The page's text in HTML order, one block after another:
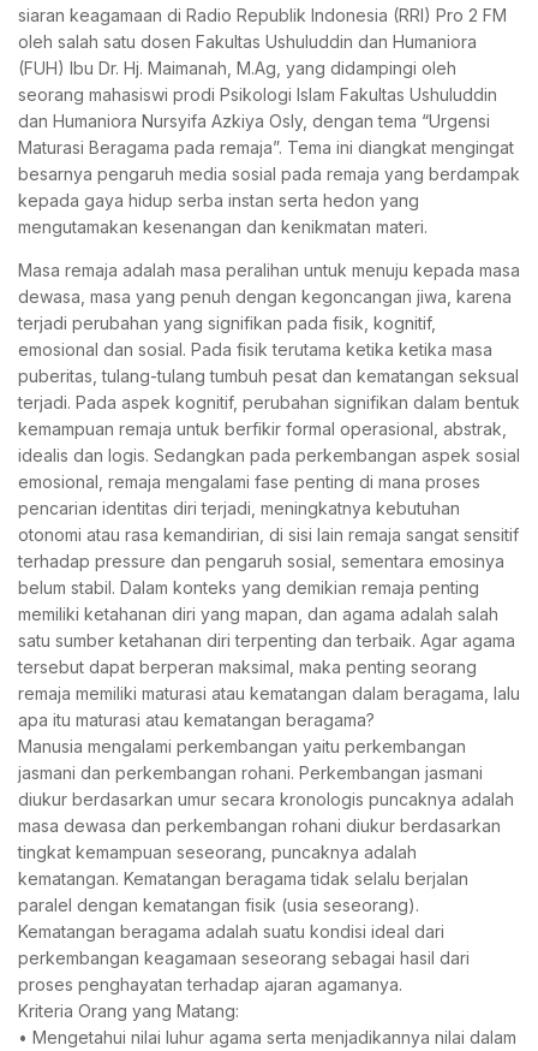
siaran keagamaan di Radio Republik Indonesia (RRI) Pro 2 FM
oleh salah satu dosen Fakultas Ushuluddin dan Humaniora
(FUH) Ibu Dr. Hj. Maimanah, M.Ag, yang didampingi oleh
seorang mahasiswi prodi Psikologi Islam Fakultas Ushuluddin
dan Humaniora Nursyifa Azkiya Osly, dengan tema “Urgensi
Maturasi Beragama pada remaja”. Tema ini diangkat mengingat
besarnya pengaruh media sosial pada remaja yang berdampak
kepada gaya hidup serba instan serta hedon yang
mengutamakan kesenangan dan kenikmatan materi.
Masa remaja adalah masa peralihan untuk menuju kepada masa
dewasa, masa yang penuh dengan kegoncangan jiwa, karena
terjadi perubahan yang signifikan pada fisik, kognitif,
emosional dan sosial. Pada fisik terutama ketika ketika masa
puberitas, tulang-tulang tumbuh pesat dan kematangan seksual
terjadi. Pada aspek kognitif, perubahan signifikan dalam bentuk
kemampuan remaja untuk berfikir formal operasional, abstrak,
idealis dan logis. Sedangkan pada perkembangan aspek sosial
emosional, remaja mengalami fase penting di mana proses
pencarian identitas diri terjadi, meningkatnya kebutuhan
otonomi atau rasa kemandirian, di sisi lain remaja sangat sensitif
terhadap pressure dan pengaruh sosial, sementara emosinya
belum stabil. Dalam konteks yang demikian remaja penting
memiliki ketahanan diri yang mapan, dan agama adalah salah
satu sumber ketahanan diri terpenting dan terbaik. Agar agama
tersebut dapat berperan maksimal, maka penting seorang
remaja memiliki maturasi atau kematangan dalam beragama, lalu
apa itu maturasi atau kematangan beragama?
Manusia mengalami perkembangan yaitu perkembangan
jasmani dan perkembangan rohani. Perkembangan jasmani
diukur berdasarkan umur secara kronologis puncaknya adalah
masa dewasa dan perkembangan rohani diukur berdasarkan
tingkat kemampuan seseorang, puncaknya adalah
kematangan. Kematangan beragama tidak selalu berjalan
paralel dengan kematangan fisik (usia seseorang).
Kematangan beragama adalah suatu kondisi ideal dari
perkembangan keagamaan seseorang sebagai hasil dari
proses penghayatan terhadap ajaran agamanya.
Kriteria Orang yang Matang:
• Mengetahui nilai luhur agama serta menjadikannya nilai dalam